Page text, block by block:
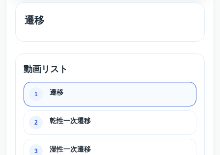
遷移
動画リスト
1 遷移
2 乾性一次遷移
3 湿性一次遷移